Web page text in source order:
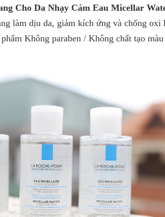
Cho Da Nhạy Cảm Eau Micellar
làm dịu da, giảm kích ứng và chống oxi
Không paraben / Không chất tạo